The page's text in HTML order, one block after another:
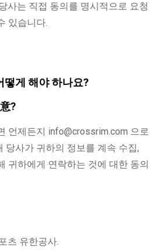
사는 직접 동의를 명시적으로 요청
있습니다.
떻게 해야 하나요?
?
언제든지 info@crossrim.com 으로
당사가 귀하의 정보를 계속 수집,
귀하에게 연락하는 것에 대한 동의
츠 유한공사.